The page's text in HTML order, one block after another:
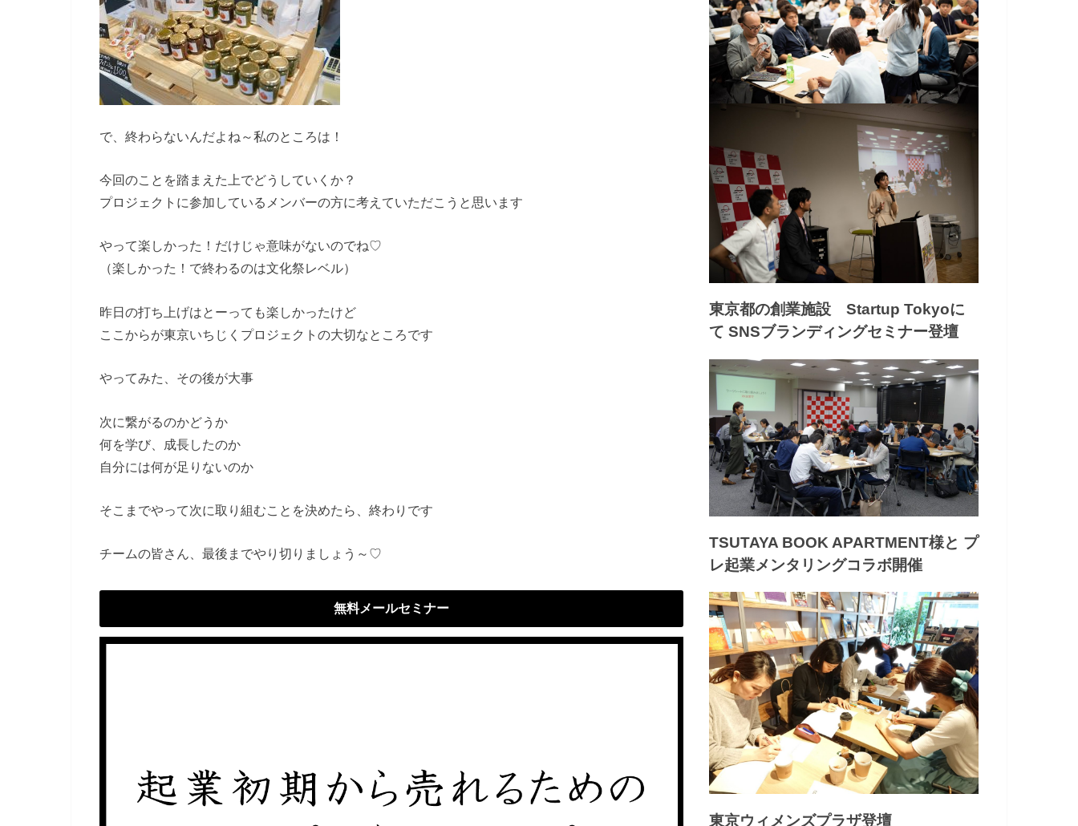
で、終わらないんだよね～私のところは！
今回のことを踏まえた上でどうしていくか？
プロジェクトに参加しているメンバーの方に考えていただこうと思います
やって楽しかった！だけじゃ意味がないのでね♡
（楽しかった！で終わるのは文化祭レベル）
昨日の打ち上げはとーっても楽しかったけど
ここからが東京いちじくプロジェクトの大切なところです
やってみた、その後が大事
次に繋がるのかどうか
何を学び、成長したのか
自分には何が足りないのか
そこまでやって次に取り組むことを決めたら、終わりです
チームの皆さん、最後までやり切りましょう～♡
無料メールセミナー
東京都の創業施設 Startup Tokyoに
て SNSブランディングセミナー登壇
TSUTAYA BOOK APARTMENT様と プ
レ起業メンタリングコラボ開催
東京ウィメンズプラザ登壇